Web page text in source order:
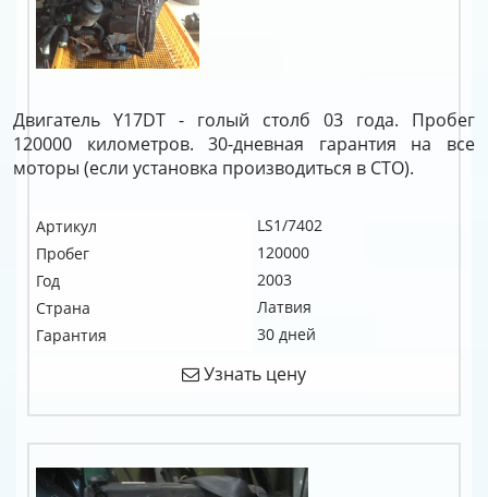
Двигатель Y17DT - голый столб 03 года. Пробег
120000 километров. 30-дневная гарантия на все
моторы (если установка производиться в СТО).
Артикул
LS1/7402
Пробег
120000
Год
2003
Страна
Латвия
Гарантия
30 дней
Узнать цену